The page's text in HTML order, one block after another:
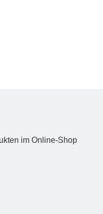
im Online-Shop